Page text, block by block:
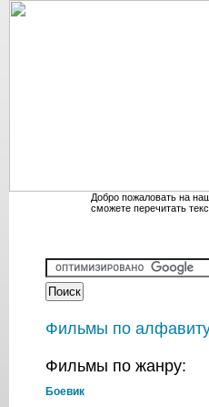
Добро пожаловать на
сможете перечитать
Фильмы по
Фильмы по жанру:
Боевик